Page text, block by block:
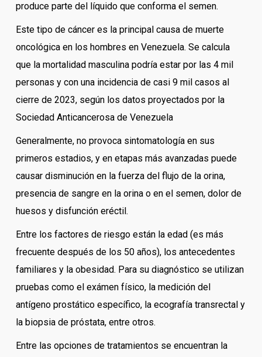
produce parte del líquido que conforma el semen.
Este tipo de cáncer es la principal causa de muerte
oncológica en los hombres en Venezuela. Se calcula
que la mortalidad masculina podría estar por las 4 mil
personas y con una incidencia de casi 9 mil casos al
cierre de 2023, según los datos proyectados por la
Sociedad Anticancerosa de Venezuela
Generalmente, no provoca sintomatología en sus
primeros estadios, y en etapas más avanzadas puede
causar disminución en la fuerza del flujo de la orina,
presencia de sangre en la orina o en el semen, dolor de
huesos y disfunción eréctil.
Entre los factores de riesgo están la edad (es más
frecuente después de los 50 años), los antecedentes
familiares y la obesidad. Para su diagnóstico se utilizan
pruebas como el exámen físico, la medición del
antígeno prostático específico, la ecografía transrectal y
la biopsia de próstata, entre otros.
Entre las opciones de tratamientos se encuentran la